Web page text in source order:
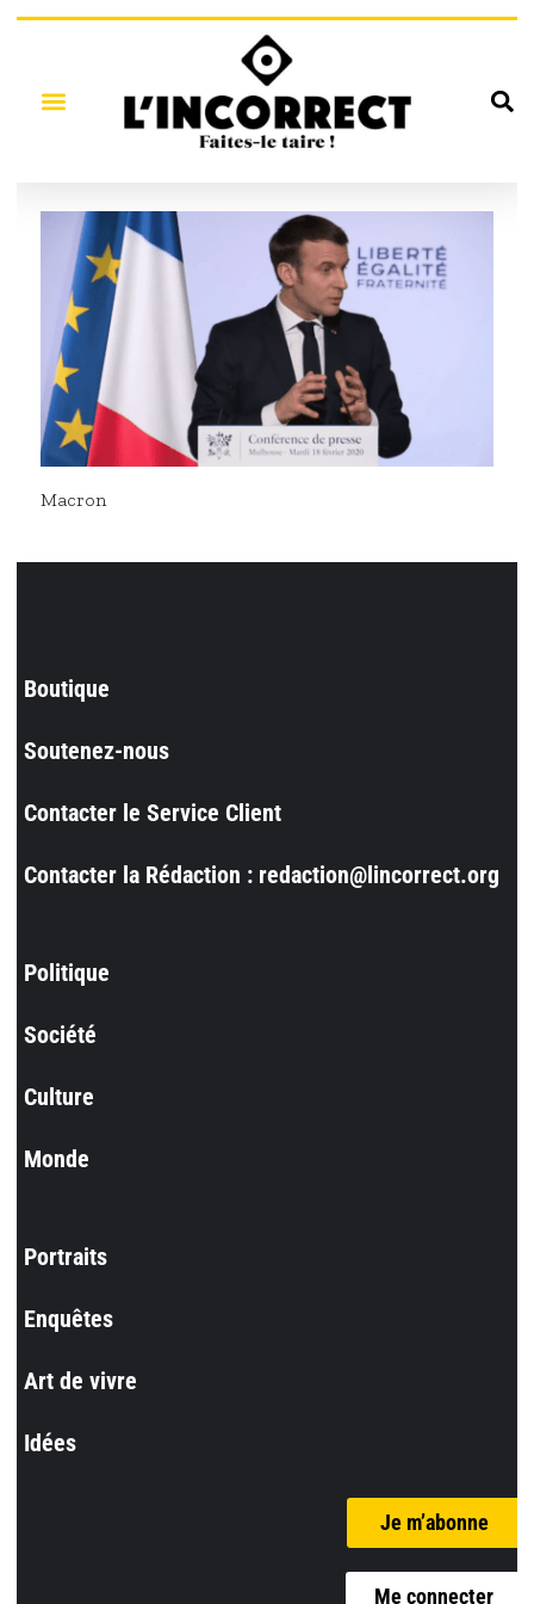
Macron
Boutique
Soutenez-nous
Contacter le Service Client
Contacter la Rédaction : redaction@lincorrect.org
Politique
Société
Culture
Monde
Portraits
Enquêtes
Art de vivre
Idées
Je m’abonne
Me connecter